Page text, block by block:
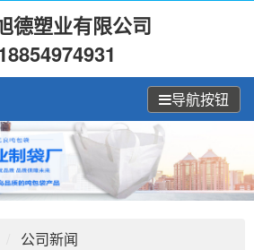
德塑业有限公司
导航按钮
公司新闻